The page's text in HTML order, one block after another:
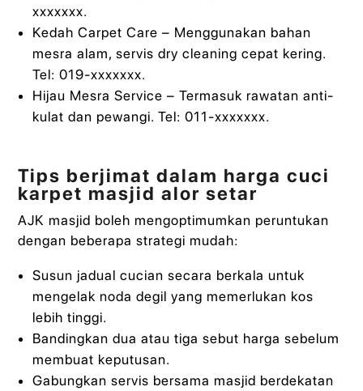
xxxxxxx.
Kedah Carpet Care – Menggunakan bahan
mesra alam, servis dry cleaning cepat kering.
Tel: 019-xxxxxxx.
Hijau Mesra Service – Termasuk rawatan anti-
kulat dan pewangi. Tel: 011-xxxxxxx.
Tips berjimat dalam harga cuci
karpet masjid alor setar
AJK masjid boleh mengoptimumkan peruntukan
dengan beberapa strategi mudah:
Susun jadual cucian secara berkala untuk
mengelak noda degil yang memerlukan kos
lebih tinggi.
Bandingkan dua atau tiga sebut harga sebelum
membuat keputusan.
Gabungkan servis bersama masjid berdekatan